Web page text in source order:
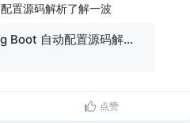
置源码解析了解一波
头秃了，Spring Boot 自动配置源码解析了解一波
点赞